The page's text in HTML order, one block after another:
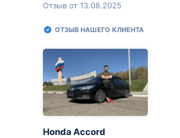
Отзыв от 13.08.2025
ОТЗЫВ НАШЕГО КЛИЕНТА
Honda Accord